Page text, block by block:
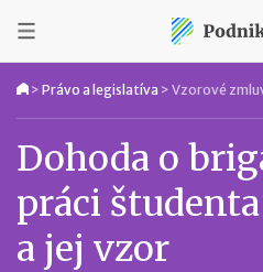
> Právo a legislatíva > Vzorové
Dohoda o
práci
a jej vzor